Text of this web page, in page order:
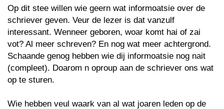
Op dit stee willen wie geern wat informoatsie over de
schriever geven. Veur de lezer is dat vanzulf
interessant. Wenneer geboren, woar komt hai of zai
vot? Al meer schreven? En nog wat meer achtergrond.
Schaande genog hebben wie dij informoatsie nog nait
(compleet). Doarom n oproup aan de schriever ons wat
op te sturen.
Wie hebben veul waark van al wat joaren leden op de